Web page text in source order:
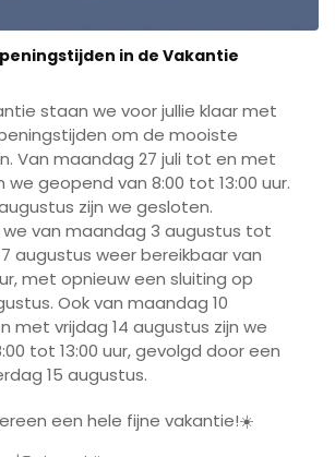
in de Vakantie
staan we voor jullie klaar met
om de mooiste
Van maandag 27 juli tot en met
we geopend van 8:00 tot 13:00 uur.
zijn we gesloten.
we van maandag 3 augustus tot
augustus weer bereikbaar van
met opnieuw een sluiting op
Ook van maandag 10
met vrijdag 14 augustus zijn we
tot 13:00 uur, gevolgd door een
15 augustus.
een hele fijne vakantie!☀️